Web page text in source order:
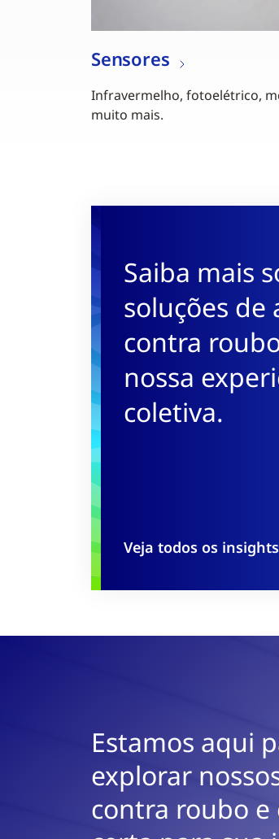
Sensores
Infravermelho, fotoelétrico,
muito mais.
Saiba mais
soluções de
contra
nossa
coletiva.
Veja todos os insights
Estamos aqui
explorar
contra roubo e